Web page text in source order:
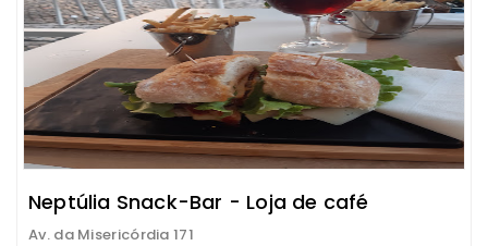
Neptúlia Snack-Bar - Loja de café
Av. da Misericórdia 171